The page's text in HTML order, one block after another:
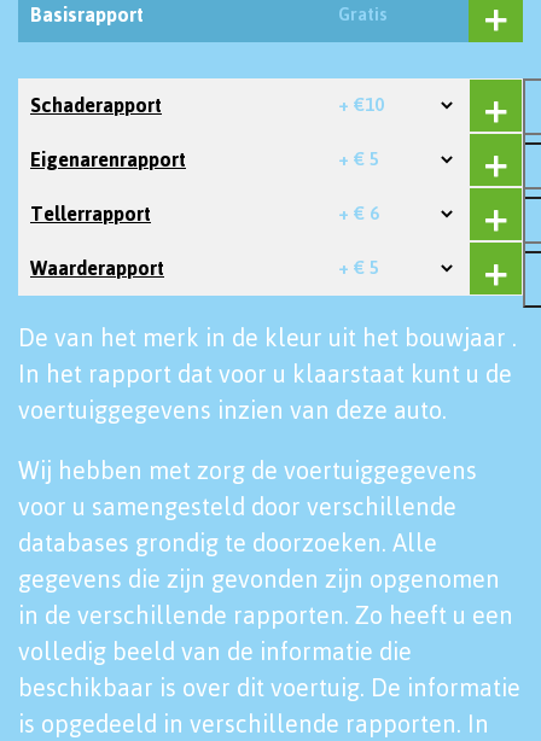
Basisrapport Gratis
Schaderapport + €10
Eigenarenrapport + € 5
Tellerrapport + € 6
Waarderapport + € 5
De van het merk in de kleur uit het bouwjaar .
In het rapport dat voor u klaarstaat kunt u de
voertuiggegevens inzien van deze auto.
Wij hebben met zorg de voertuiggegevens
voor u samengesteld door verschillende
databases grondig te doorzoeken. Alle
gegevens die zijn gevonden zijn opgenomen
in de verschillende rapporten. Zo heeft u een
volledig beeld van de informatie die
beschikbaar is over dit voertuig. De informatie
is opgedeeld in verschillende rapporten. In